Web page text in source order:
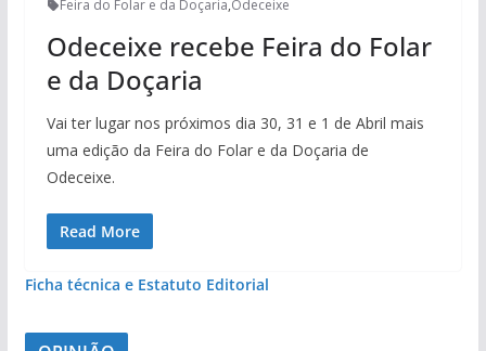
Feira do Folar e da Doçaria,Odeceixe
Odeceixe recebe Feira do Folar
e da Doçaria
Vai ter lugar nos próximos dia 30, 31 e 1 de Abril mais
uma edição da Feira do Folar e da Doçaria de
Odeceixe.
Read More
Ficha técnica e Estatuto Editorial